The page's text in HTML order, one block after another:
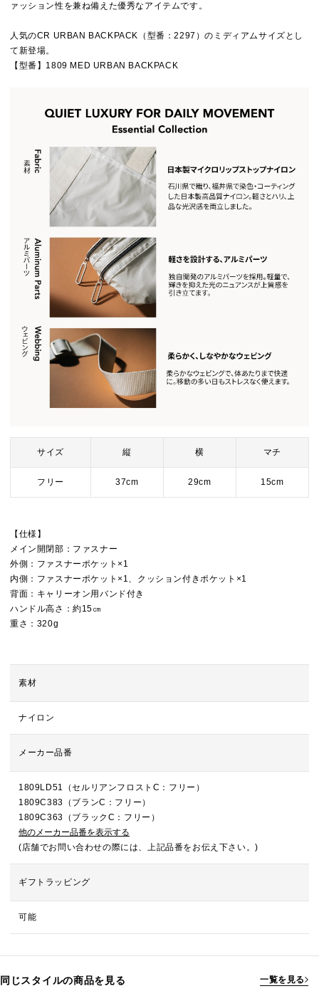
ァッション性を兼ね備えた優秀なアイテムです。
人気のCR URBAN BACKPACK（型番：2297）のミディアムサイズとし
て新登場。
【型番】1809 MED URBAN BACKPACK
サイズ 縦 横 マチ
フリー 37cm 29cm 15cm
【仕様】
メイン開閉部：ファスナー
外側：ファスナーポケット×1
内側：ファスナーポケット×1、クッション付きポケット×1
背面：キャリーオン用バンド付き
ハンドル高さ：約15㎝
重さ：320g
素材
ナイロン
メーカー品番
1809LD51（セルリアンフロストC：フリー）
1809C383（ブランC：フリー）
1809C363（ブラックC：フリー）
他のメーカー品番を表示する
(店舗でお問い合わせの際には、上記品番をお伝え下さい。)
ギフトラッピング
可能
同じスタイルの商品を見る 一覧を見る